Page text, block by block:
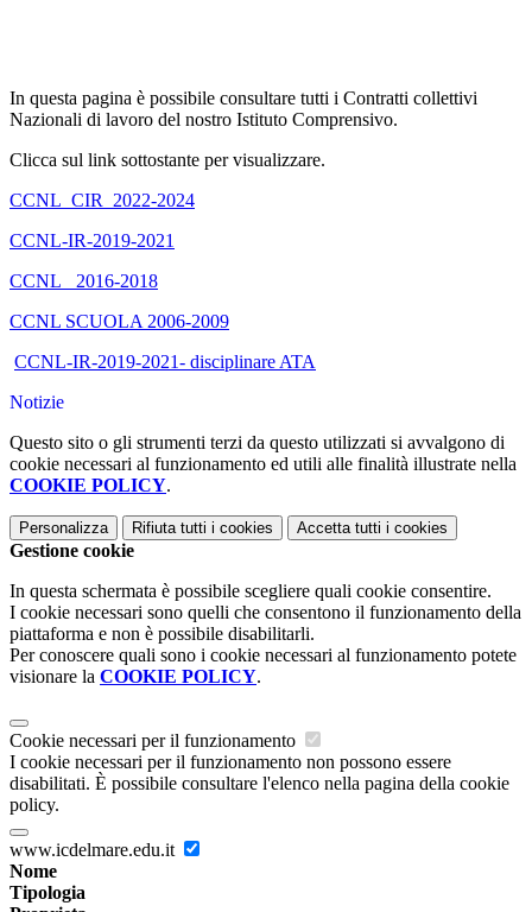
In questa pagina è possibile consultare tutti i Contratti collettivi
Nazionali di lavoro del nostro Istituto Comprensivo.
Clicca sul link sottostante per visualizzare.
CCNL_CIR_2022-2024
CCNL-IR-2019-2021
CCNL_ 2016-2018
CCNL SCUOLA 2006-2009
CCNL-IR-2019-2021- disciplinare ATA
Notizie
Questo sito o gli strumenti terzi da questo utilizzati si avvalgono di
cookie necessari al funzionamento ed utili alle finalità illustrate nella
COOKIE POLICY.
Personalizza Rifiuta tutti i cookies Accetta tutti i cookies
Gestione cookie
In questa schermata è possibile scegliere quali cookie consentire.
I cookie necessari sono quelli che consentono il funzionamento della
piattaforma e non è possibile disabilitarli.
Per conoscere quali sono i cookie necessari al funzionamento potete
visionare la COOKIE POLICY.
Cookie necessari per il funzionamento
I cookie necessari per il funzionamento non possono essere
disabilitati. È possibile consultare l'elenco nella pagina della cookie
policy.
www.icdelmare.edu.it
Nome
Tipologia